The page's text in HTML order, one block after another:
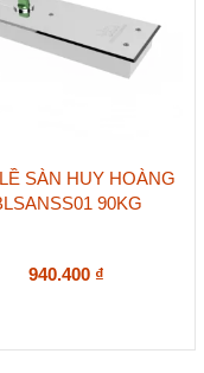
SÀN HUY HOÀNG
90KG
940.400 ₫